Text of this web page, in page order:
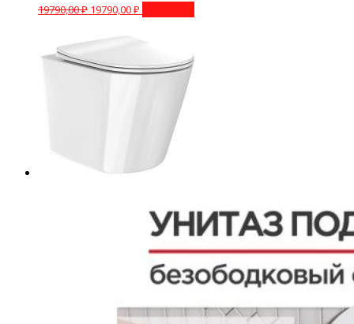
19790,00₽ 19790,00₽